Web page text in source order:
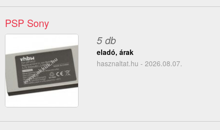
PSP Sony
5 db
eladó, árak
hasznaltat.hu - 2026.08.07.